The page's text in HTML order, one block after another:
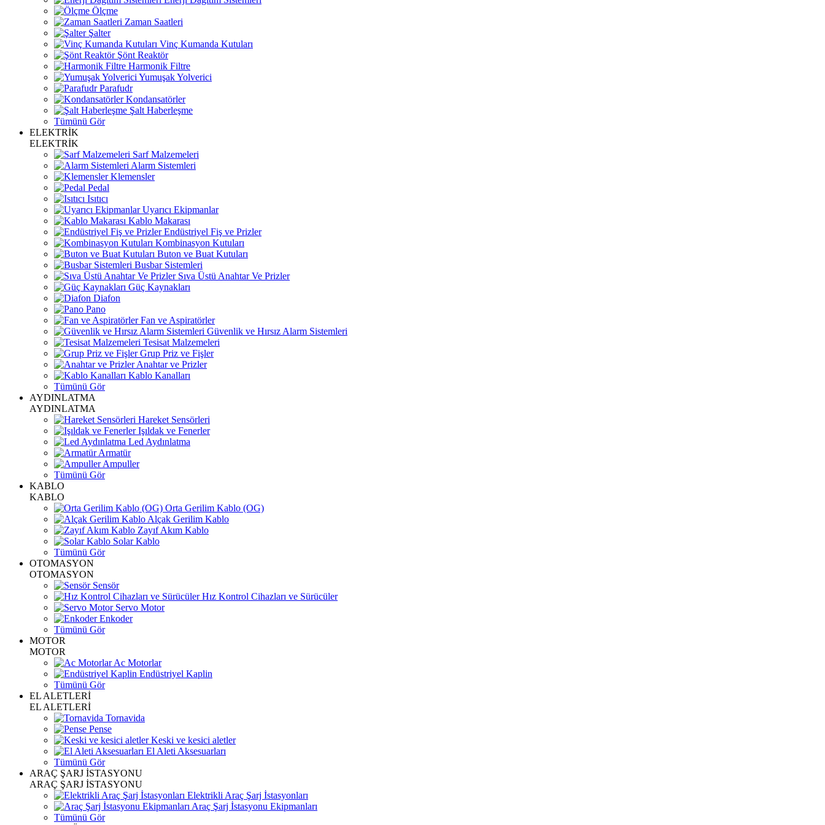
Ölçme
Zaman Saatleri
Şalter
Vinç Kumanda Kutuları
Şönt Reaktör
Harmonik Filtre
Yumuşak Yolverici
Parafudr
Kondansatörler
Şalt Haberleşme
Tümünü Gör
ELEKTRİK
ELEKTRİK
Sarf Malzemeleri
Alarm Sistemleri
Klemensler
Pedal
Isıtıcı
Uyarıcı Ekipmanlar
Kablo Makarası
Endüstriyel Fiş ve Prizler
Kombinasyon Kutuları
Buton ve Buat Kutuları
Busbar Sistemleri
Sıva Üstü Anahtar Ve Prizler
Güç Kaynakları
Diafon
Pano
Fan ve Aspiratörler
Güvenlik ve Hırsız Alarm Sistemleri
Tesisat Malzemeleri
Grup Priz ve Fişler
Anahtar ve Prizler
Kablo Kanalları
Tümünü Gör
AYDINLATMA
AYDINLATMA
Hareket Sensörleri
Işıldak ve Fenerler
Led Aydınlatma
Armatür
Ampuller
Tümünü Gör
KABLO
KABLO
Orta Gerilim Kablo (OG)
Alçak Gerilim Kablo
Zayıf Akım Kablo
Solar Kablo
Tümünü Gör
OTOMASYON
OTOMASYON
Sensör
Hız Kontrol Cihazları ve Sürücüler
Servo Motor
Enkoder
Tümünü Gör
MOTOR
MOTOR
Ac Motorlar
Endüstriyel Kaplin
Tümünü Gör
EL ALETLERİ
EL ALETLERİ
Tornavida
Pense
Keski ve kesici aletler
El Aleti Aksesuarları
Tümünü Gör
ARAÇ ŞARJ İSTASYONU
ARAÇ ŞARJ İSTASYONU
Elektrikli Araç Şarj İstasyonları
Araç Şarj İstasyonu Ekipmanları
Tümünü Gör